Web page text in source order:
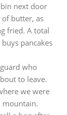
next door
butter, as
fried. A total
pancakes
who
to leave.
we were
mountain.